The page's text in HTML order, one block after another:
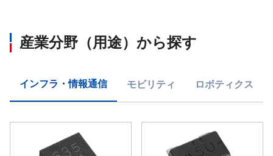
産業分野（用途）から探す
インフラ・情報通信 モビリティ ロボティクス